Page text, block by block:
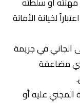
لخيانة الأمانة
الجاني في جريمة
مضاعفة
المجني عليه أو